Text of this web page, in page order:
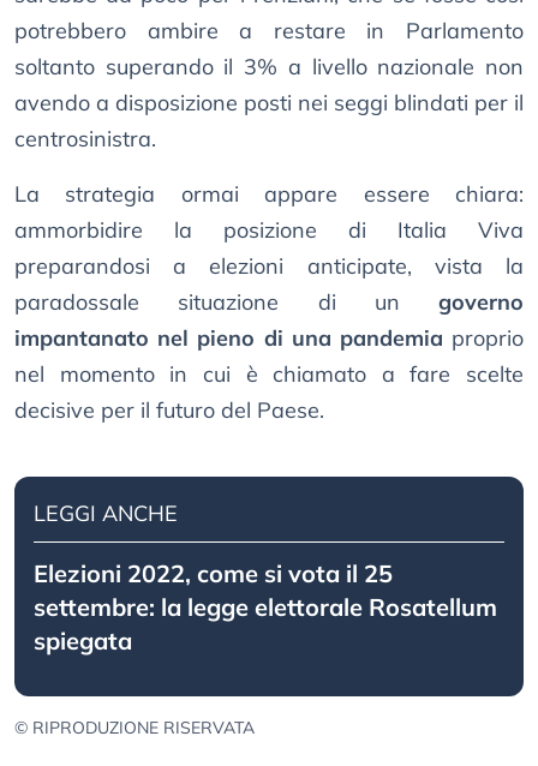
potrebbero ambire a restare in Parlamento
soltanto superando il 3% a livello nazionale non
avendo a disposizione posti nei seggi blindati per il
centrosinistra.
La strategia ormai appare essere chiara:
ammorbidire la posizione di Italia Viva
preparandosi a elezioni anticipate, vista la
paradossale situazione di un governo
impantanato nel pieno di una pandemia proprio
nel momento in cui è chiamato a fare scelte
decisive per il futuro del Paese.
LEGGI ANCHE
Elezioni 2022, come si vota il 25
settembre: la legge elettorale Rosatellum
spiegata
© RIPRODUZIONE RISERVATA